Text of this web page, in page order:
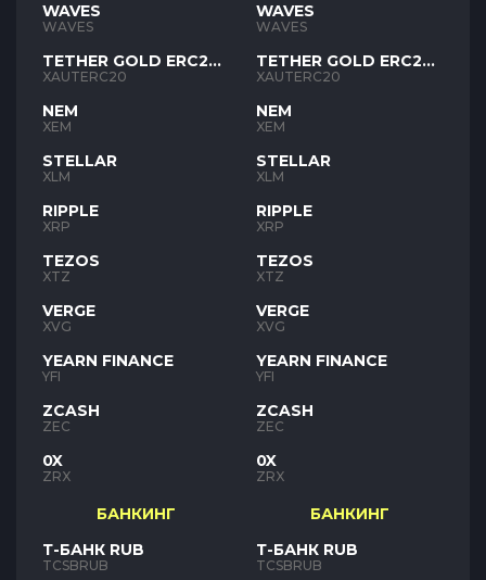
WAVES
WAVES
TETHER GOLD ERC20
XAUT
XAUTERC20
NEM
XEM
STELLAR
XLM
RIPPLE
XRP
TEZOS
XTZ
VERGE
XVG
YEARN FINANCE
YFI
ZCASH
ZEC
0X
ZRX
БАНКИНГ
Т-БАНК RUB
TCSBRUB
WAVES
WAVES
TETHER GOLD ERC20
XAUT
XAUTERC20
NEM
XEM
STELLAR
XLM
RIPPLE
XRP
TEZOS
XTZ
VERGE
XVG
YEARN FINANCE
YFI
ZCASH
ZEC
0X
ZRX
БАНКИНГ
Т-БАНК RUB
TCSBRUB